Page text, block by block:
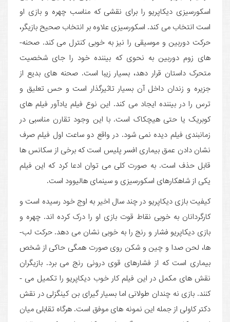
اسکورسیزی دیکاپریو را برای نقشی که مناسب چهره و بازی او
است انتخاب می ­کند. اسکورسیزی علاوه بر انتخاب صحیح بازیگر،
حرکت دوربین و موسیقی را نیز به خوبی کنترل می ­کند. صحنه­
های زوم دوربین به نحوی که بیننده خود را جای شخصیت
متحرک داستان قرار دهد، بسیار زیبا است. صحنه­ های بدیع از
جزیره و زندان داخل آن بسیار تاثیرگذار است و حس تعلیق و
ترس را در بیننده ایجاد می ­کند. این نوع فیلم یادآور فیلم­ های
کوبریک یا حتی هیچکاک است. با این وجود تقارن مناسبی در
زمانبندی فیلم دیده نمی شود. در واقع دو ساعت اول فیلم صرف
نشان دادن عمق بیماری افسر پلیس است که برخی از سکانس­ ها
قابل حذف است. به صورت کلی می ­توان ادعا کرد که این فیلم
یکی از شاهکارهای اسکورسیزی و سینمای هالیوود است.
کیفیت بازی دیکاپریو در چند سال اخیر به اوج خود رسیده است و
کارگردانان به خوبی نقاط قوت بازی او را درک کرده اند. چهره و
بازی دیکاپریو فشار و رنج را به خوبی نشان می ­دهد. حرکت لب­
ها، لحن صدا و چین و شکن روی صورت همگی حاکی از شخص
بیماری است که از فشارهای قوی درونی رنج می ­برد. بازیگران
نقش­ های مکمل در این فیلم کار خوب دیکاپریو را تکمیل می ­
کنند. بازی نه چندان طولانی اما بسیار گیرای بن کینگزلی در نقش
دکتر کاولی از جمله این نمونه­ های موفق است. هرگاه تقابلی میان